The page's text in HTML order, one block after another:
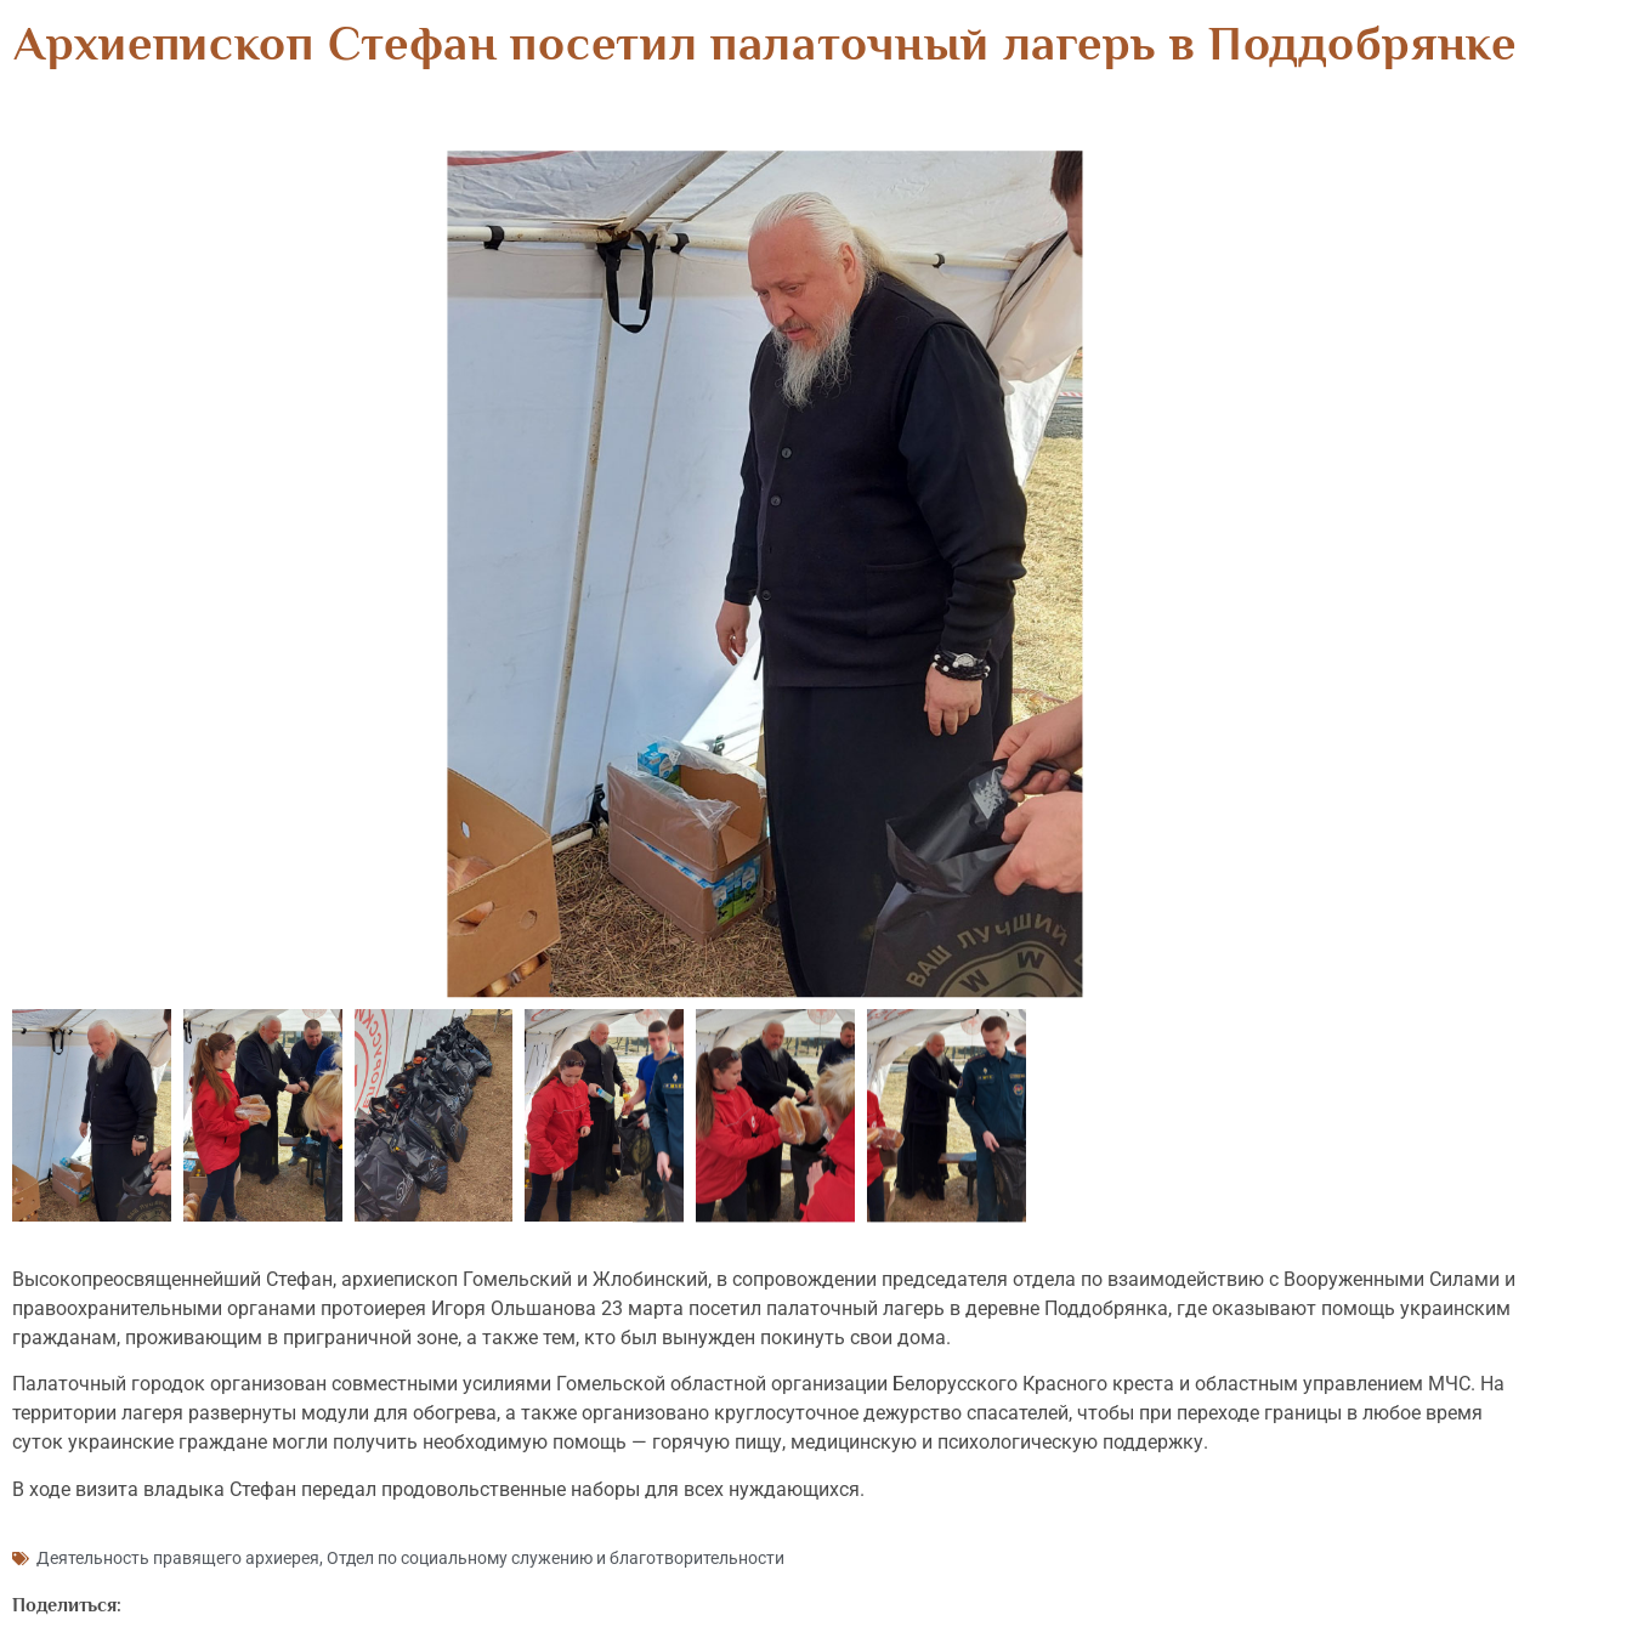
Архиепископ Стефан посетил палаточный лагерь в Поддобрянке
Высокопреосвященнейший Стефан, архиепископ Гомельский и Жлобинский, в сопровождении председателя отдела по взаимодействию с Вооруженными Силами и
правоохранительными органами протоиерея Игоря Ольшанова 23 марта посетил палаточный лагерь в деревне Поддобрянка, где оказывают помощь украинским
гражданам, проживающим в приграничной зоне, а также тем, кто был вынужден покинуть свои дома.
Палаточный городок организован совместными усилиями Гомельской областной организации Белорусского Красного креста и областным управлением МЧС. На
территории лагеря развернуты модули для обогрева, а также организовано круглосуточное дежурство спасателей, чтобы при переходе границы в любое время
суток украинские граждане могли получить необходимую помощь — горячую пищу, медицинскую и психологическую поддержку.
В ходе визита владыка Стефан передал продовольственные наборы для всех нуждающихся.
Деятельность правящего архиерея, Отдел по социальному служению и благотворительности
Поделиться: